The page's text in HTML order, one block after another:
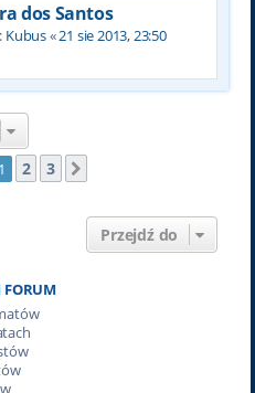
dos Santos
Kubus«21 sie 2013, 23:50
1 2 3
Przejdź do
FORUM